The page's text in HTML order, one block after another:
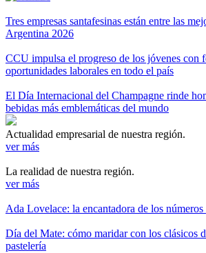
Tres empresas santafesinas están entre las
Argentina 2026
CCU impulsa el progreso de los jóvenes con
oportunidades laborales en todo el país
El Día Internacional del Champagne rinde
bebidas más emblemáticas del mundo
Actualidad empresarial de nuestra región.
ver más
La realidad de nuestra región.
ver más
Ada Lovelace: la encantadora de los números
Día del Mate: cómo maridar con los clásicos
pastelería